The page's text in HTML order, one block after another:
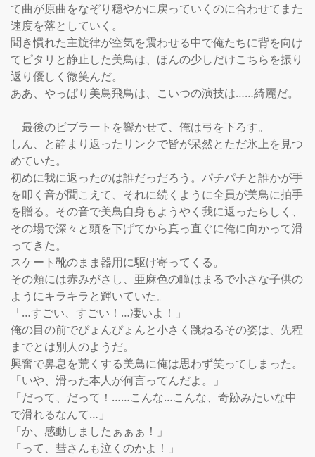
て曲が原曲をなぞり穏やかに戻っていくのに合わせてまた
速度を落としていく。
聞き慣れた主旋律が空気を震わせる中で俺たちに背を向け
てピタリと静止した美鳥は、ほんの少しだけこちらを振り
返り優しく微笑んだ。
ああ、やっぱり美鳥飛鳥は、こいつの演技は……綺麗だ。
しん、と静まり返ったリンクで皆が呆然とただ氷上を見つ
めていた。
初めに我に返ったのは誰だっだろう。パチパチと誰かが手
を叩く音が聞こえて、それに続くように全員が美鳥に拍手
を贈る。その音で美鳥自身もようやく我に返ったらしく、
その場で深々と頭を下げてから真っ直ぐに俺に向かって滑
ってきた。
スケート靴のまま器用に駆け寄ってくる。
その頬には赤みがさし、亜麻色の瞳はまるで小さな子供の
ようにキラキラと輝いていた。
「…すごい、すごい！…凄いよ！」
俺の目の前でぴょんぴょんと小さく跳ねるその姿は、先程
までとは別人のようだ。
興奮で鼻息を荒くする美鳥に俺は思わず笑ってしまった。
「いや、滑った本人が何言ってんだよ。」
「だって、だって！……こんな…こんな、奇跡みたいな中
で滑れるなんて…」
「か、感動しましたぁぁぁ！」
「って、彗さんも泣くのかよ！」